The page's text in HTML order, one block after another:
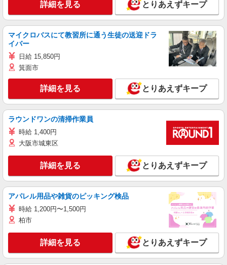
詳細を見る とりあえずキープ
マイクロバスにて教習所に通う生徒の送迎ドラ
イバー
日給 15,850円
箕面市
詳細を見る とりあえずキープ
ラウンドワンの清掃作業員
時給 1,400円
大阪市城東区
詳細を見る とりあえずキープ
アパレル用品や雑貨のピッキング検品
時給 1,200円〜1,500円
柏市
詳細を見る とりあえずキープ